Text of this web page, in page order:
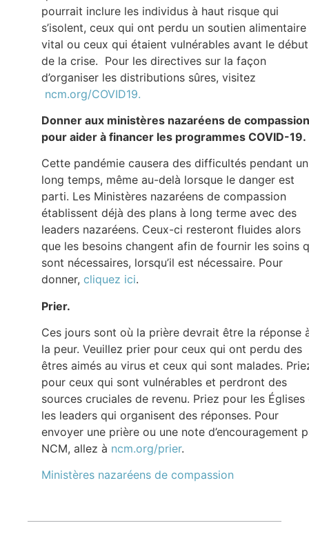
pourrait inclure les individus à haut risque qui
s’isolent, ceux qui ont perdu un soutien alimentaire
vital ou ceux qui étaient vulnérables avant le début
de la crise. Pour les directives sur la façon
d’organiser les distributions sûres, visitez
ncm.org/COVID19.
Donner aux ministères nazaréens de compassion
pour aider à financer les programmes COVID-19.
Cette pandémie causera des difficultés pendant un
long temps, même au-delà lorsque le danger est
parti. Les Ministères nazaréens de compassion
établissent déjà des plans à long terme avec des
leaders nazaréens. Ceux-ci resteront fluides alors
que les besoins changent afin de fournir les soins
sont nécessaires, lorsqu’il est nécessaire. Pour
donner, cliquez ici.
Prier.
Ces jours sont où la prière devrait être la réponse
la peur. Veuillez prier pour ceux qui ont perdu des
êtres aimés au virus et ceux qui sont malades.
pour ceux qui sont vulnérables et perdront des
sources cruciales de revenu. Priez pour les Églises
les leaders qui organisent des réponses. Pour
envoyer une prière ou une note d’encouragement
NCM, allez à ncm.org/prier.
Ministères nazaréens de compassion